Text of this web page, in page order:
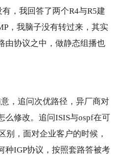
，我回答了两个R4与R5建
，我脑子没有转过来，其实
由协议之中，做静态组播也
，追问次优路径，异厂商对
么修改。追问ISIS与ospf在可
别，面对企业客户的时候，
种IGP协议，按照套路答被考